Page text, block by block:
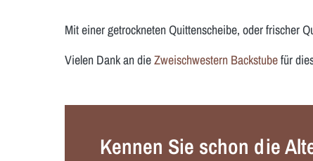
Mit einer getrockneten Quittenscheibe, oder frischer
Vielen Dank an dieZweischwestern Backstubefür
Kennen Sie schon die